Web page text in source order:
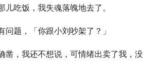
儿吃饭，我失魂落魄地去了。
问题，「你跟小刘吵架了？」
凿，我还不想说，可情绪出卖了我，没